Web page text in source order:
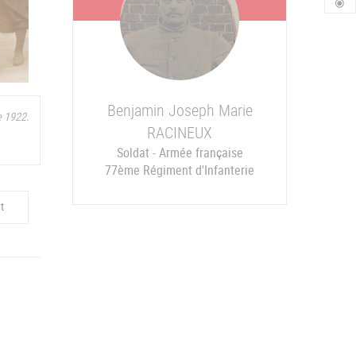
1922.
Benjamin Joseph Marie
RACINEUX
Soldat - Armée française
77ème Régiment d'Infanterie